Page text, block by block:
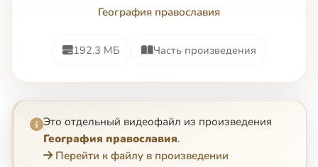
География православия
192.3 МБ Часть произведения
Это отдельный видеофайл из произведения
География православия.
Перейти к файлу в произведении